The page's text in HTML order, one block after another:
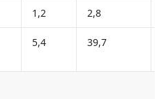
1,2 2,8
5,4 39,7